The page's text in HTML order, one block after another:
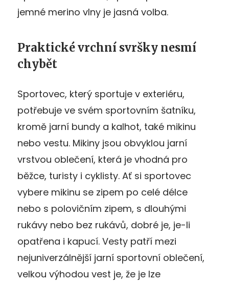
jemné merino vlny je jasná volba.
Praktické vrchní svršky nesmí
chybět
Sportovec, který sportuje v exteriéru,
potřebuje ve svém sportovním šatníku,
kromě jarní bundy a kalhot, také mikinu
nebo vestu. Mikiny jsou obvyklou jarní
vrstvou oblečení, která je vhodná pro
běžce, turisty i cyklisty. Ať si sportovec
vybere mikinu se zipem po celé délce
nebo s polovičním zipem, s dlouhými
rukávy nebo bez rukávů, dobré je, je-li
opatřena i kapucí. Vesty patří mezi
nejuniverzálnější jarní sportovní oblečení,
velkou výhodou vest je, že je lze